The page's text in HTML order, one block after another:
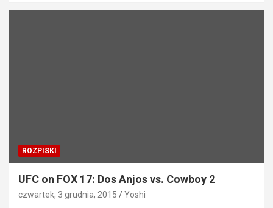
ROZPISKI
UFC on FOX 17: Dos Anjos vs. Cowboy 2
czwartek, 3 grudnia, 2015 Yoshi